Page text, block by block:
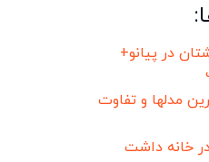
در پیانو+
مدلها و تفاوت
خانه داشت